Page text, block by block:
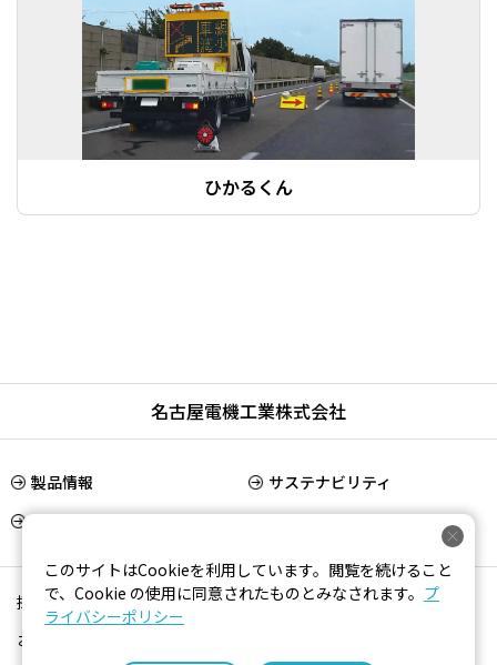
ひかるくん
名古屋電機工業株式会社
製品情報
サステナビリティ
IR情報
会社情報
採用情報
新着情報
お問い合わせ
このサイトはCookieを利用しています。閲覧を続けること
で、Cookie の使用に同意されたものとみなされます。 プ
ライバシーポリシー